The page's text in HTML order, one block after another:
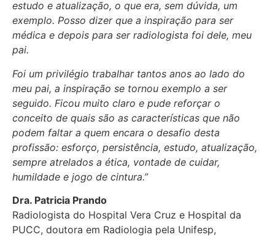
estudo e atualização, o que era, sem dúvida, um
exemplo. Posso dizer que a inspiração para ser
médica e depois para ser radiologista foi dele, meu
pai.
Foi um privilégio trabalhar tantos anos ao lado do
meu pai, a inspiração se tornou exemplo a ser
seguido. Ficou muito claro e pude reforçar o
conceito de quais são as características que não
podem faltar a quem encara o desafio desta
profissão: esforço, persistência, estudo, atualização,
sempre atrelados a ética, vontade de cuidar,
humildade e jogo de cintura.”
Dra. Patricia Prando
Radiologista do Hospital Vera Cruz e Hospital da
PUCC, doutora em Radiologia pela Unifesp,